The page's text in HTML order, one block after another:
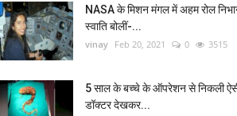
NASA के मिशन मंगल में अहम रोल
स्वाति बोलीं-...
vinay Feb 20, 2021 0 3515
5 साल के बच्चे के ऑपरेशन से निकली
डॉक्टर देखकर...